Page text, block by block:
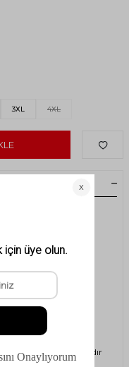
3XL 4XL
kuruluk için su
fermuarlı
orta ön detay,
bantları bulunmaktadır